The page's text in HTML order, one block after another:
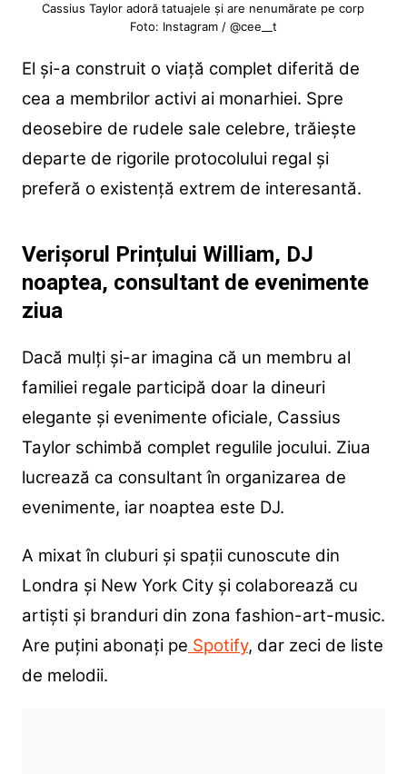
Cassius Taylor adoră tatuajele și are nenumărate pe corp
Foto: Instagram / @cee__t
El și-a construit o viață complet diferită de
cea a membrilor activi ai monarhiei. Spre
deosebire de rudele sale celebre, trăiește
departe de rigorile protocolului regal și
preferă o existență extrem de interesantă.
Verișorul Prințului William, DJ
noaptea, consultant de evenimente
ziua
Dacă mulți și-ar imagina că un membru al
familiei regale participă doar la dineuri
elegante și evenimente oficiale, Cassius
Taylor schimbă complet regulile jocului. Ziua
lucrează ca consultant în organizarea de
evenimente, iar noaptea este DJ.
A mixat în cluburi și spații cunoscute din
Londra și New York City și colaborează cu
artiști și branduri din zona fashion-art-music.
Are puțini abonați pe Spotify, dar zeci de liste
de melodii.